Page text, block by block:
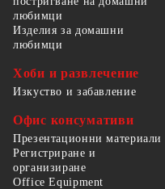
любимци
Изделия за домашни
любимци
Хоби и развлечение
Изкуство и забавление
Офис консумативи
Презентационни материали
Регистриране и
организиране
Office Equipment